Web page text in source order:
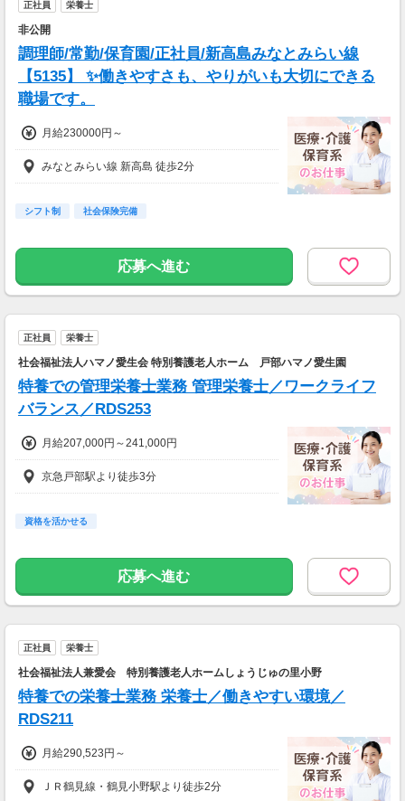
正社員 栄養士
非公開
調理師/常勤/保育園/正社員/新高島みなとみらい線
【5135】 ✨働きやすさも、やりがいも大切にできる
職場です。
月給230000円～
みなとみらい線 新高島 徒歩2分
シフト制 社会保険完備
応募へ進む
正社員 栄養士
社会福祉法人ハマノ愛生会 特別養護老人ホーム 戸部ハマノ愛生園
特養での管理栄養士業務 管理栄養士／ワークライフ
バランス／RDS253
月給207,000円～241,000円
京急戸部駅より徒歩3分
資格を活かせる
応募へ進む
正社員 栄養士
社会福祉法人兼愛会 特別養護老人ホームしょうじゅの里小野
特養での栄養士業務 栄養士／働きやすい環境／
RDS211
月給290,523円～
ＪＲ鶴見線・鶴見小野駅より徒歩2分